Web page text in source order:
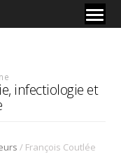
infectiologie et
/ François Coutlée